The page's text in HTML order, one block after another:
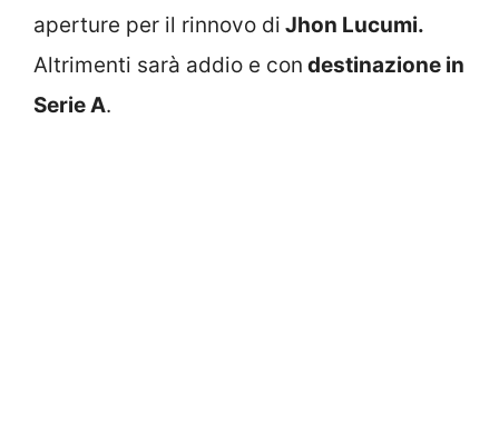
aperture per il rinnovo di Jhon Lucumi.
Altrimenti sarà addio e con destinazione in
Serie A.